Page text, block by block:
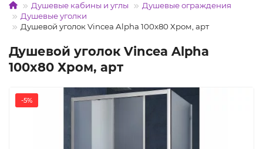
Душевые кабины и углы
Душевые ограждения
Душевые уголки
Душевой уголок Vincea Alpha 100x80 Хром, арт
Душевой уголок Vincea Alpha
100x80 Хром, арт
-5%